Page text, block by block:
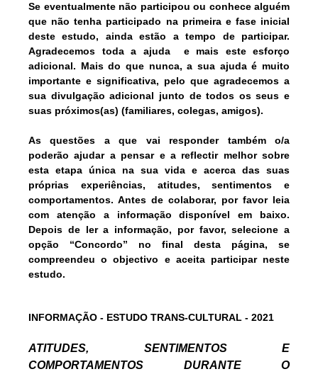
Se eventualmente não participou ou conhece alguém
que não tenha participado na primeira e fase inicial
deste estudo, ainda estão a tempo de participar.
Agradecemos toda a ajuda e mais este esforço
adicional. Mais do que nunca, a sua ajuda é muito
importante e significativa, pelo que agradecemos a
sua divulgação adicional junto de todos os seus e
suas próximos(as) (familiares, colegas, amigos).
As questões a que vai responder também o/a
poderão ajudar a pensar e a reflectir melhor sobre
esta etapa única na sua vida e acerca das suas
próprias experiências, atitudes, sentimentos e
comportamentos. Antes de colaborar, por favor leia
com atenção a informação disponível em baixo.
Depois de ler a informação, por favor, selecione a
opção “Concordo” no final desta página, se
compreendeu o objectivo e aceita participar neste
estudo.
INFORMAÇÃO - ESTUDO TRANS-CULTURAL - 2021
ATITUDES, SENTIMENTOS E
COMPORTAMENTOS DURANTE O